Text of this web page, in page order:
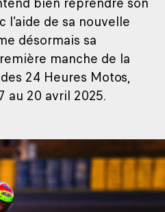
l’aide de sa nouvelle
désormais sa
manche de la
24 Heures Motos,
au 20 avril 2025.